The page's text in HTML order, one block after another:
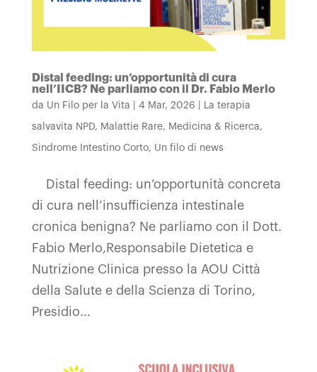
Distal feeding: un’opportunità di cura
nell’IICB? Ne parliamo con il Dr. Fabio Merlo
da Un Filo per la Vita 4 Mar, 2026 La terapia
salvavita NPD, Malattie Rare, Medicina & Ricerca,
Sindrome Intestino Corto, Un filo di news
Distal feeding: un’opportunità concreta
di cura nell’insufficienza intestinale
cronica benigna? Ne parliamo con il Dott.
Fabio Merlo,Responsabile Dietetica e
Nutrizione Clinica presso la AOU Città
della Salute e della Scienza di Torino,
Presidio...